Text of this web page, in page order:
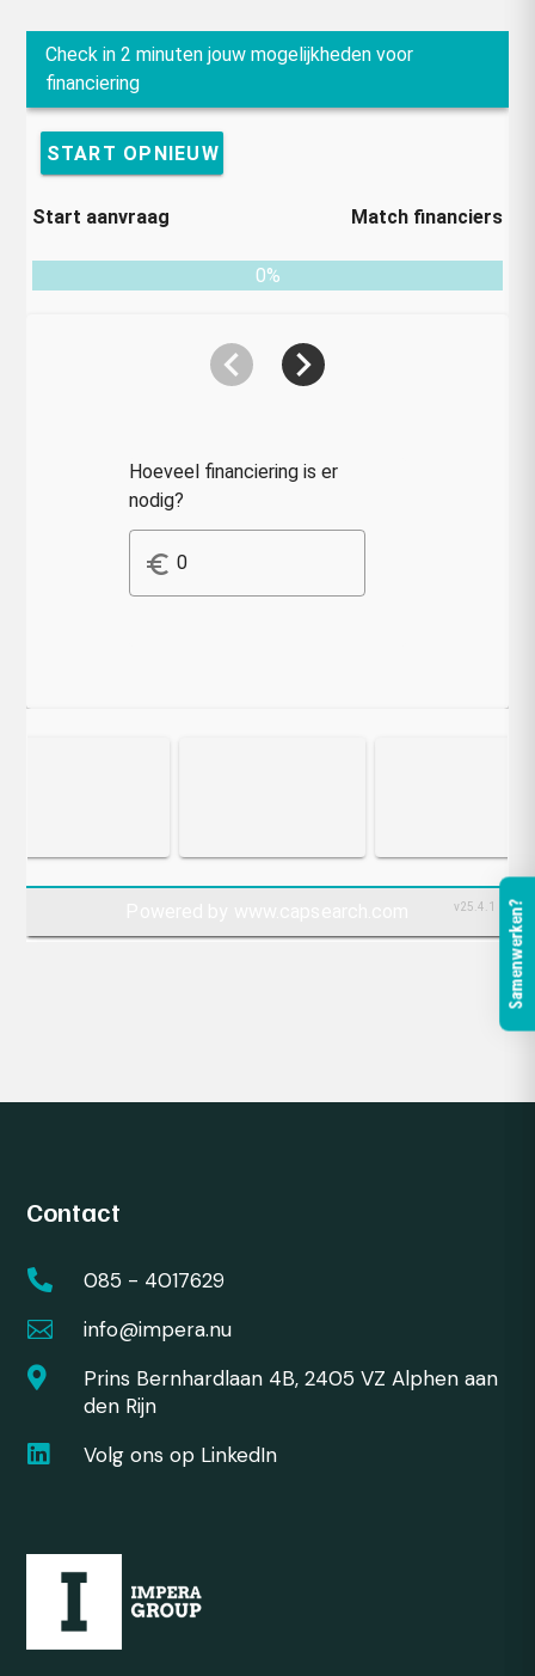
Samenwerken?
Check in 2 minuten jouw mogelijkheden voor
financiering
START OPNIEUW
Start aanvraag Match financiers
0%
navigate_before navigate_next
Hoeveel financiering is er
nodig?
euro_symbol
v25.4.1
Contact
 085 - 4017629
 info@impera.nu

Prins Bernhardlaan 4B, 2405 VZ Alphen aan
den Rijn
 Volg ons op LinkedIn